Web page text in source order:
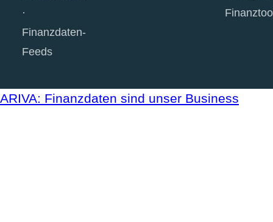
Finanzdaten-
Feeds
ARIVA: Finanzdaten sind unser Business